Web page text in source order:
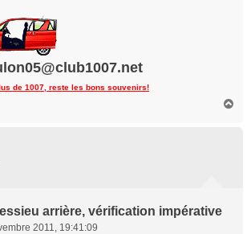
de 1007, reste les bons souvenirs!
arrière, vérification impérative
2011, 19:41:09